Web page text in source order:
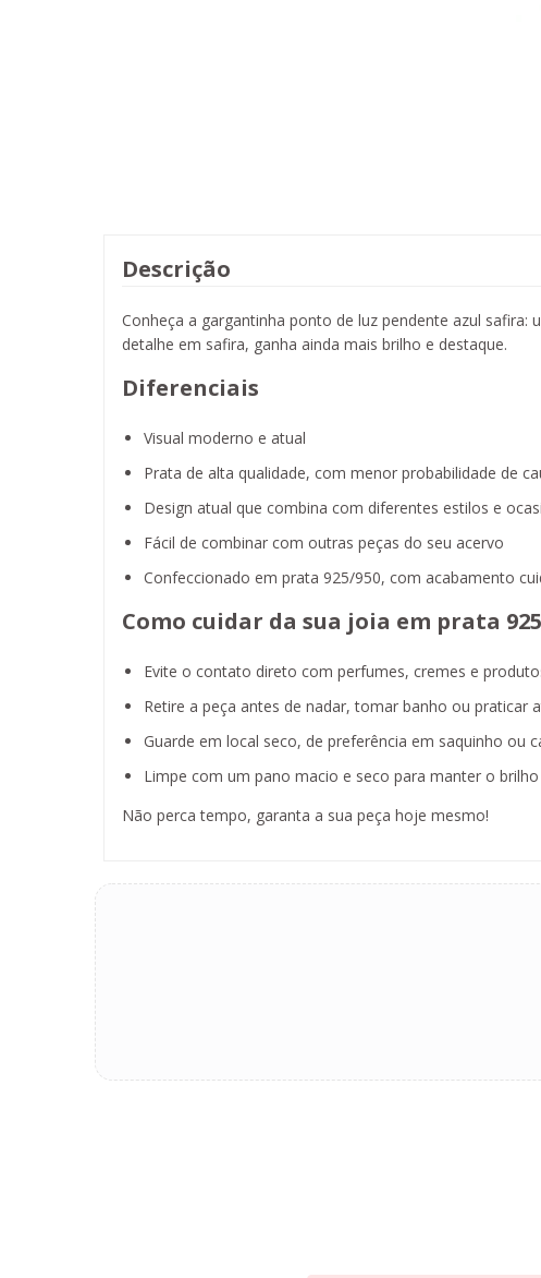
Descrição
Conheça a gargantinha ponto de luz pendente azul
detalhe em safira, ganha ainda mais brilho e destaque.
Diferenciais
Visual moderno e atual
Prata de alta qualidade, com menor probabilidade de
Design atual que combina com diferentes estilos e
Fácil de combinar com outras peças do seu acervo
Confeccionado em prata 925/950, com acabamento
Como cuidar da sua joia em prata
Evite o contato direto com perfumes, cremes e
Retire a peça antes de nadar, tomar banho ou praticar
Guarde em local seco, de preferência em saquinho ou
Limpe com um pano macio e seco para manter o
Não perca tempo, garanta a sua peça hoje mesmo!